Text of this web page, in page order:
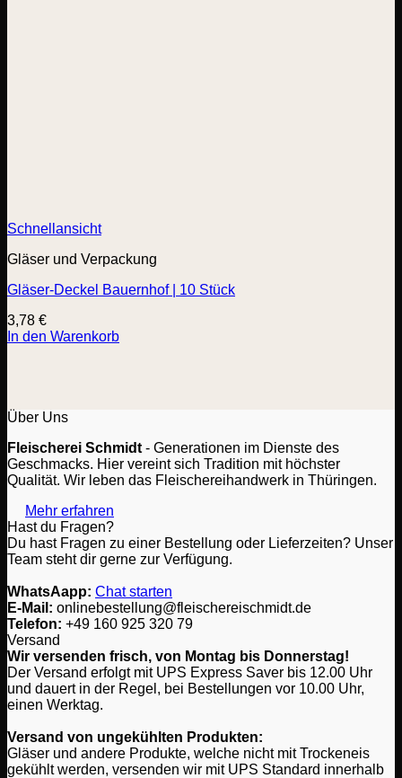
Schnellansicht
Gläser und Verpackung
Gläser-Deckel Bauernhof | 10 Stück
3,78 €
In den Warenkorb
Über Uns
Fleischerei Schmidt - Generationen im Dienste des
Geschmacks. Hier vereint sich Tradition mit höchster
Qualität. Wir leben das Fleischereihandwerk in Thüringen.
Mehr erfahren
Hast du Fragen?
Du hast Fragen zu einer Bestellung oder Lieferzeiten? Unser
Team steht dir gerne zur Verfügung.
WhatsAapp: Chat starten
E-Mail: onlinebestellung@fleischereischmidt.de
Telefon: ‎+49 160 925 320 79
Versand
Wir versenden frisch, von Montag bis Donnerstag!
Der Versand erfolgt mit UPS Express Saver bis 12.00 Uhr
und dauert in der Regel, bei Bestellungen vor 10.00 Uhr,
einen Werktag.
Versand von ungekühlten Produkten:
Gläser und andere Produkte, welche nicht mit Trockeneis
gekühlt werden, versenden wir mit UPS Standard innerhalb